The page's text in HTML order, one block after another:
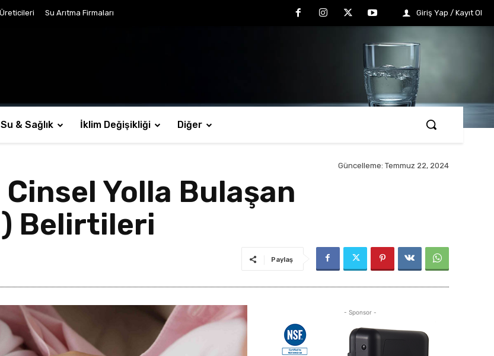
Su Arıtma Firmaları Giriş Yap / Kayıt Ol
Su & Sağlık İklim Değişikliği Diğer
Güncelleme: Temmuz 22, 2024
Cinsel Yolla Bulaşan
Belirtileri
Paylaş
- Sponsor -